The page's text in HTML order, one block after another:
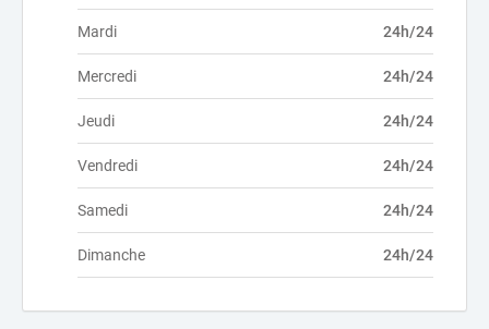
Mardi 24h/24
Mercredi 24h/24
Jeudi 24h/24
Vendredi 24h/24
Samedi 24h/24
Dimanche 24h/24